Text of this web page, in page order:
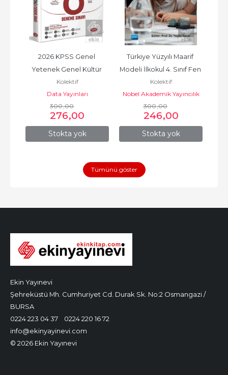
Stokta yok
2026 KPSS Genel
Yetenek Genel Kültür
Tamamı Çözümlü 8
Deneme Sınavı
Kolektif
Data Yayınları
300,00
276,00
Stokta yok
Türkiye Yüzyılı Maarif
Modeli İlkokul 4. Sınıf Fen
Bilimleri Dersi...
Kolektif
Nobel Akademik Yayıncılık
300,00
246,00
Tümünü göster
Ekin Yayınevi
Şehreküstü Mh. Cumhuriyet Cd. Durak Sk. No:2 Osmangazi /
BURSA
0224 223 04 37
0224 220 16 72
info@ekinyayinevi.com
© 2026 Ekin Yayınevi